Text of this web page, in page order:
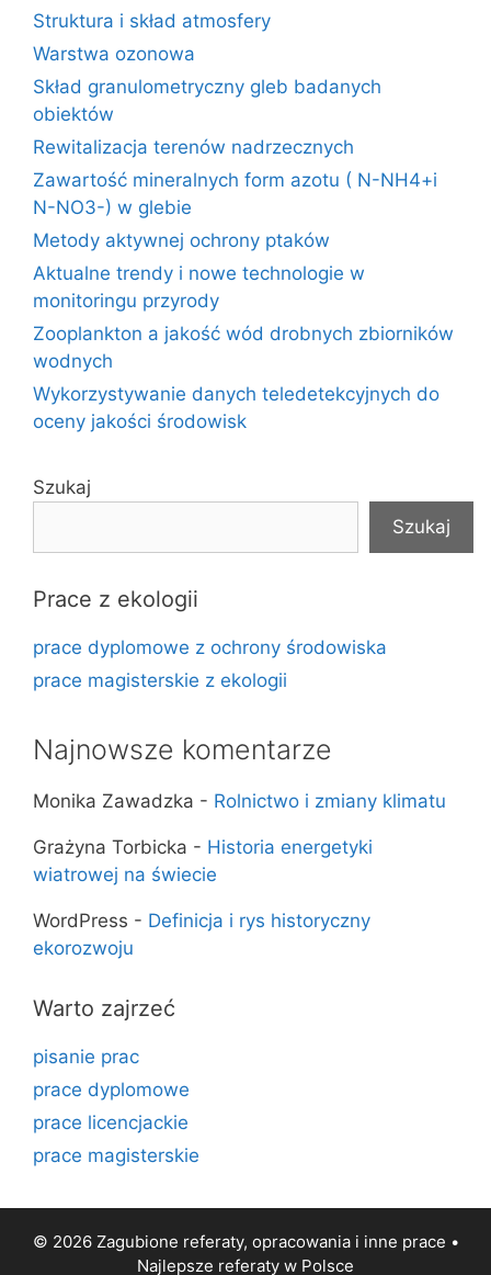
Struktura i skład atmosfery
Warstwa ozonowa
Skład granulometryczny gleb badanych
obiektów
Rewitalizacja terenów nadrzecznych
Zawartość mineralnych form azotu ( N-NH4+i
N-NO3-) w glebie
Metody aktywnej ochrony ptaków
Aktualne trendy i nowe technologie w
monitoringu przyrody
Zooplankton a jakość wód drobnych zbiorników
wodnych
Wykorzystywanie danych teledetekcyjnych do
oceny jakości środowisk
Szukaj
Szukaj
Prace z ekologii
prace dyplomowe z ochrony środowiska
prace magisterskie z ekologii
Najnowsze komentarze
Monika Zawadzka - Rolnictwo i zmiany klimatu
Grażyna Torbicka - Historia energetyki
wiatrowej na świecie
WordPress - Definicja i rys historyczny
ekorozwoju
Warto zajrzeć
pisanie prac
prace dyplomowe
prace licencjackie
prace magisterskie
© 2026 Zagubione referaty, opracowania i inne prace •
Najlepsze referaty w Polsce